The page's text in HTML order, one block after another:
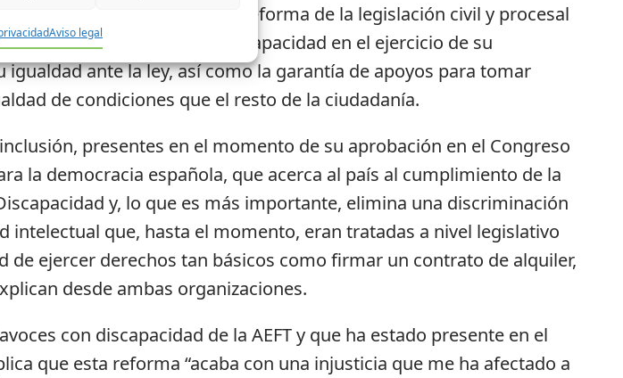
Aviso legal
aprueba hoy la mayor reforma de la legislación civil y procesal
a las personas con discapacidad en el ejercicio de su
ante la ley, así como la garantía de apoyos para tomar
de condiciones que el resto de la ciudadanía.
presentes en el momento de su aprobación en el Congreso
la democracia española, que acerca al país al cumplimiento de la
y, lo que es más importante, elimina una discriminación
que, hasta el momento, eran tratadas a nivel legislativo
de ejercer derechos tan básicos como firmar un contrato de alquiler,
desde ambas organizaciones.
con discapacidad de la AEFT y que ha estado presente en el
que esta reforma “acaba con una injusticia que me ha afectado a